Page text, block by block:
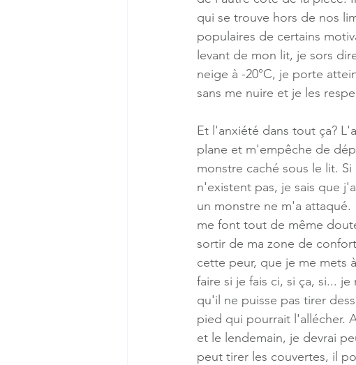
qui se trouve hors de nos
populaires de certains
levant de mon lit, je sors
neige à -20°C, je porte
sans me nuire et je les
Et l'anxiété dans tout ça?
plane et m'empêche de
monstre caché sous le lit.
n'existent pas, je sais que
un monstre ne m'a
me font tout de même
sortir de ma zone de
cette peur, que je me mets
faire si je fais ci, si ça, si...
qu'il ne puisse pas tirer
pied qui pourrait l'allécher.
et le lendemain, je devrai
peut tirer les couvertes, il